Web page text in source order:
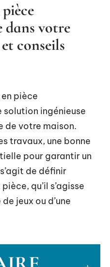
dans votre
conseils
pièce
solution ingénieuse
de votre maison.
travaux, une bonne
pour garantir un
de définir
qu’il s’agisse
de jeux ou d’une